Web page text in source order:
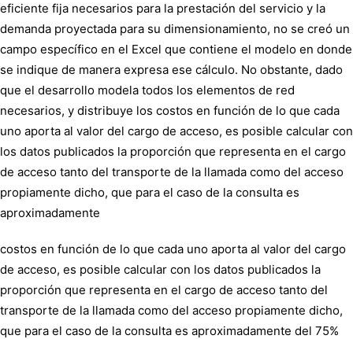
eficiente fija necesarios para la prestación del servicio y la
demanda proyectada para su dimensionamiento, no se creó un
campo específico en el Excel que contiene el modelo en donde
se indique de manera expresa ese cálculo. No obstante, dado
que el desarrollo modela todos los elementos de red
necesarios, y distribuye los costos en función de lo que cada
uno aporta al valor del cargo de acceso, es posible calcular con
los datos publicados la proporción que representa en el cargo
de acceso tanto del transporte de la llamada como del acceso
propiamente dicho, que para el caso de la consulta es
aproximadamente
costos en función de lo que cada uno aporta al valor del cargo
de acceso, es posible calcular con los datos publicados la
proporción que representa en el cargo de acceso tanto del
transporte de la llamada como del acceso propiamente dicho,
que para el caso de la consulta es aproximadamente del 75%